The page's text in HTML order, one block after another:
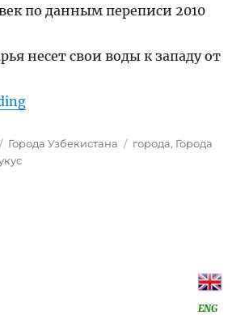
по данным переписи 2010
несет свои воды к западу от
“Нукус”
Categories
Города Узбекистана Tags
города, Города
ENG